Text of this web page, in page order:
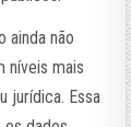
ainda não
níveis mais
jurídica. Essa